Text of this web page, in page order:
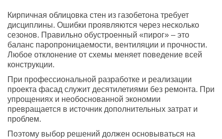
Кирпичная облицовка стен из газобетона требует
дисциплины. Ошибки проявляются через несколько
сезонов. Правильно обустроенный «пирог» – это
баланс паропроницаемости, вентиляции и прочности.
Любое отклонение от схемы меняет поведение всей
конструкции.
При профессиональной разработке и реализации
проекта фасад служит десятилетиями без ремонта. При
упрощениях и необоснованной экономии
превращается в источник дополнительных затрат и
проблем.
Поэтому выбор решений должен основываться на